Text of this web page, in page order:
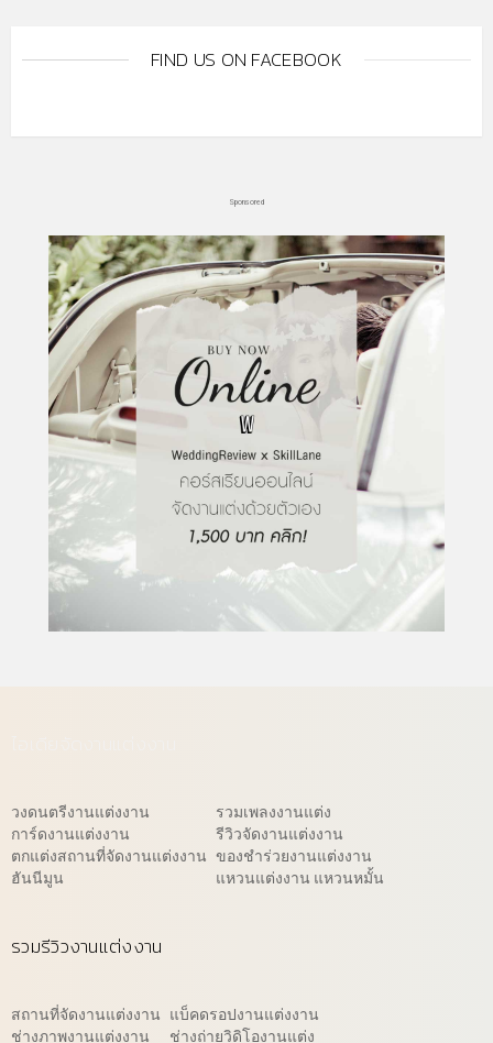
FIND US ON FACEBOOK
Sponsored
วงดนตรีงานแต่งงาน
การ์ดงานแต่งงาน
ตกแต่งสถานที่จัดงานแต่งงาน
ฮันนีมูน
รวมเพลงงานแต่ง
รีวิวจัดงานแต่งงาน
ของชำร่วยงานแต่งงาน
แหวนแต่งงาน แหวนหมั้น
รวมรีวิวงานแต่งงาน
สถานที่จัดงานแต่งงาน
ช่างภาพงานแต่งงาน
แบ็คดรอปงานแต่งงาน
ช่างถ่ายวิดิโองานแต่ง